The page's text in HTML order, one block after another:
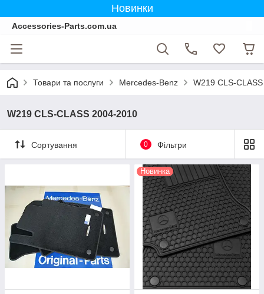
Новинки
Accessories-Parts.com.ua
Товари та послуги Mercedes-Benz W219 CLS-
W219 CLS-CLASS 2004-2010
Сортування 0 Фільтри
Новинка